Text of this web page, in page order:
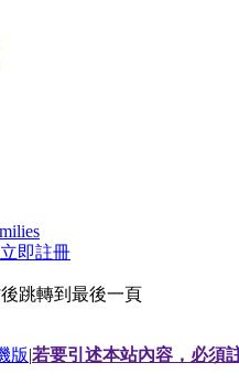
立即註冊
跳轉到最後一頁
版|若要引述本站內容，必須